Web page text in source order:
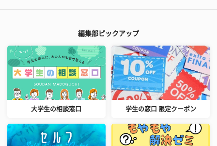
編集部ピックアップ
大学生の相談窓口 学生の窓口 限定クーポン